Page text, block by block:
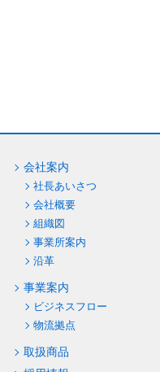
会社案内
社長あいさつ
会社概要
組織図
事業所案内
沿革
事業案内
ビジネスフロー
物流拠点
取扱商品